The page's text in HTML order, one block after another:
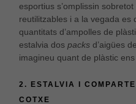
esportius s’omplissin
reutilitzables i a la vegada es
quantitats d’ampolles de
estalvia dos packsd’aigües
imagineu quant de plàstic
2. ESTALVIA I
COTXE